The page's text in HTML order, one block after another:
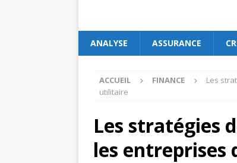
ANALYSE ASSURANCE
ACCUEIL FINANCE
Les
utilitaire
Les stratégies
les